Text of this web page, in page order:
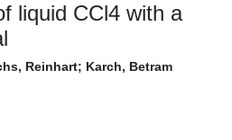
liquid CCl4 with a
Reinhart; Karch, Betram